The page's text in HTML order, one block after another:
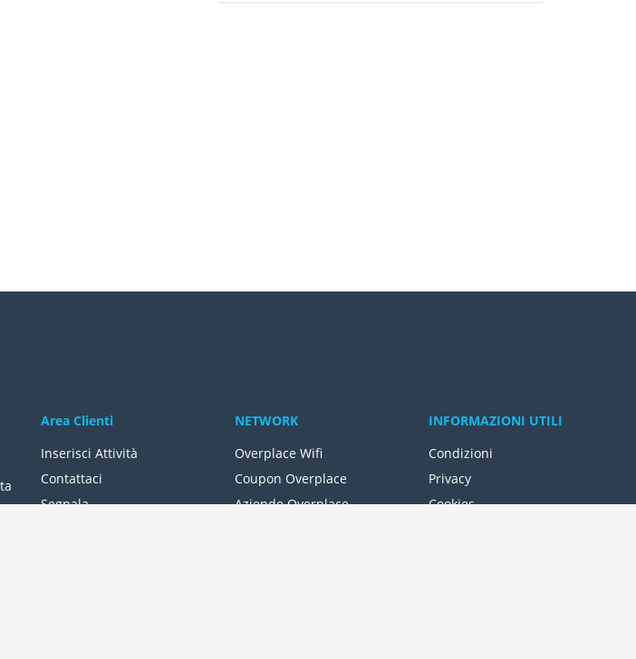
Area Clienti
Inserisci Attività
Contattaci
Segnala
NETWORK
Overplace Wifi
Coupon Overplace
Aziende Overplace
INFORMAZIONI UTILI
Condizioni
Privacy
Cookies